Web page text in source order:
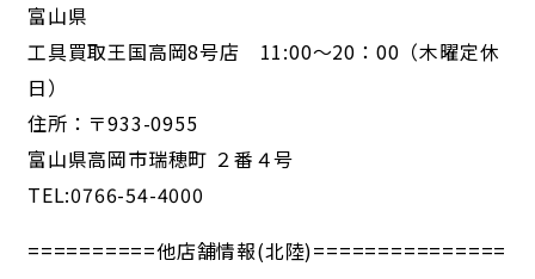
富山県
工具買取王国高岡8号店 11:00～20：00（木曜定休
日）
住所：〒933-0955
富山県高岡市瑞穂町 ２番４号
TEL:0766-54-4000
==========他店舗情報(北陸)===============